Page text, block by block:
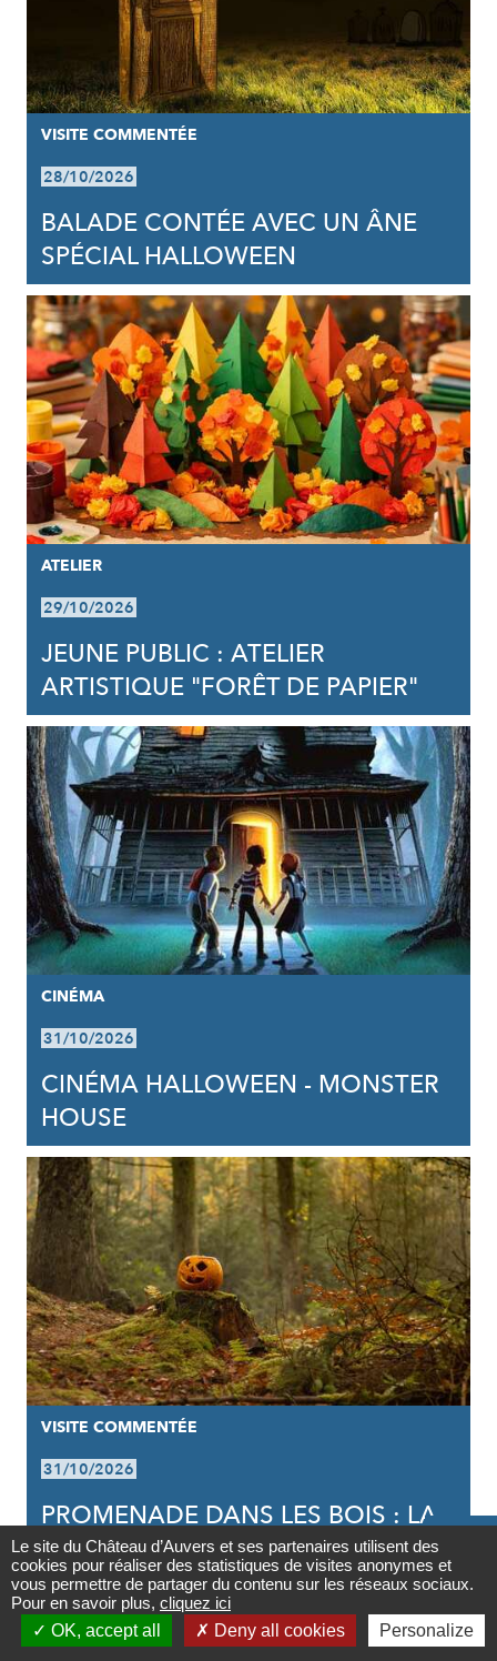
Contact

Newsletter
VISITE COMMENTÉE
28/10/2026
BALADE CONTÉE AVEC UN ÂNE
SPÉCIAL HALLOWEEN
ATELIER
29/10/2026
JEUNE PUBLIC : ATELIER
ARTISTIQUE "FORÊT DE PAPIER"
CINÉMA
31/10/2026
CINÉMA HALLOWEEN - MONSTER
HOUSE
VISITE COMMENTÉE
31/10/2026
PROMENADE DANS LES BOIS : LA
LÉGENDE DE JACK O'LANTERN
Le site du Château d’Auvers et ses partenaires utilisent des
cookies pour réaliser des statistiques de visites anonymes et
vous permettre de partager du contenu sur les réseaux sociaux.
Pour en savoir plus, cliquez ici
OK, accept all
Deny all cookies Personalize